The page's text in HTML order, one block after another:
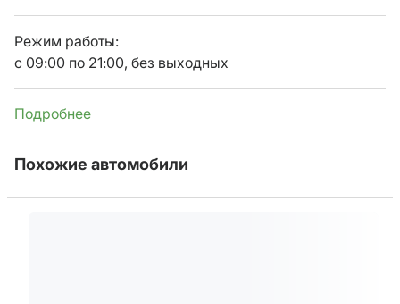
Режим работы:
с 09:00 по 21:00, без выходных
Подробнее
Похожие автомобили